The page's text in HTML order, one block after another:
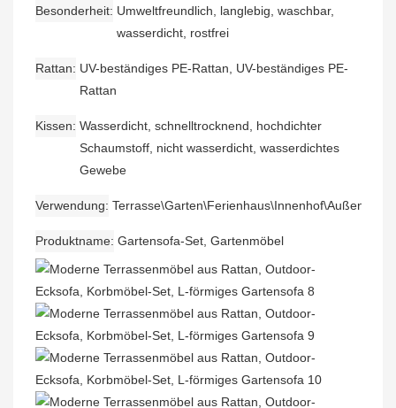
Besonderheit Umweltfreundlich, langlebig, waschbar,
wasserdicht, rostfrei
Rattan
UV-beständiges PE-Rattan, UV-beständiges PE-
Rattan
Kissen Wasserdicht, schnelltrocknend, hochdichter
Schaumstoff, nicht wasserdicht, wasserdichtes
Gewebe
Verwendung
Produktname Gartensofa-Set, Gartenmöbel